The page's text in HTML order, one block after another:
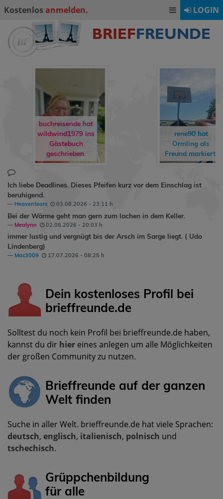
Kostenlos anmelden. LOGIN
buchreisende hat
wildwind1979 ins
Gästebuch
geschrieben.
rene90hat
Ormlingals
Freund markiert.
Ich liebe Deadlines. Dieses Pfeifen kurz vor dem Einschlag ist
beruhigend.
Heaventears 03.08.2026 - 23:11 h
Bei der Wärme geht man gern zum lachen in dem Keller.
Mealynn 02.08.2026 - 20:03 h
immer lustig und vergnügt bis der Arsch im Sarge liegt. ( Udo
Lindenberg)
Mac3009 17.07.2026 - 08:25 h
Dein kostenloses Profil bei
brieffreunde.de
Solltest du noch kein Profil bei brieffreunde.de haben,
kannst du dir hier eines anlegen um alle Möglichkeiten
der großen Community zu nutzen.
Brieffreunde auf der ganzen
Welt finden
Suche in aller Welt. brieffreunde.de hat viele Sprachen:
deutsch, englisch, italienisch, polnisch und
tschechisch.
Grüppchenbildung
für alle